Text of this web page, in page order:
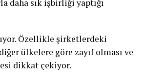
daha sık işbirliği yaptığı
Özellikle şirketlerdeki
ülkelere göre zayıf olması ve
dikkat çekiyor.